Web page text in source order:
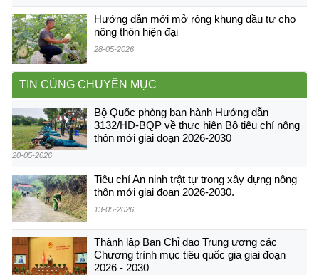
Hướng dẫn mới mở rộng khung đầu tư cho
nông thôn hiện đại
28-05-2026
TIN CÙNG CHUYÊN MỤC
Bộ Quốc phòng ban hành Hướng dẫn
3132/HD-BQP về thực hiện Bộ tiêu chí nông
thôn mới giai đoạn 2026-2030
20-05-2026
Tiêu chí An ninh trật tự trong xây dựng nông
thôn mới giai đoạn 2026-2030.
13-05-2026
Thành lập Ban Chỉ đạo Trung ương các
Chương trình mục tiêu quốc gia giai đoạn
2026 - 2030